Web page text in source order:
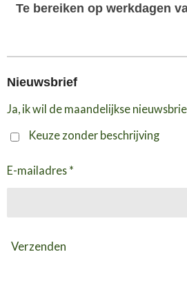
Te bereiken op werkdagen
Nieuwsbrief
Ja, ik wil de maandelijkse
Keuze zonder beschrijving
E-mailadres *
Verzenden